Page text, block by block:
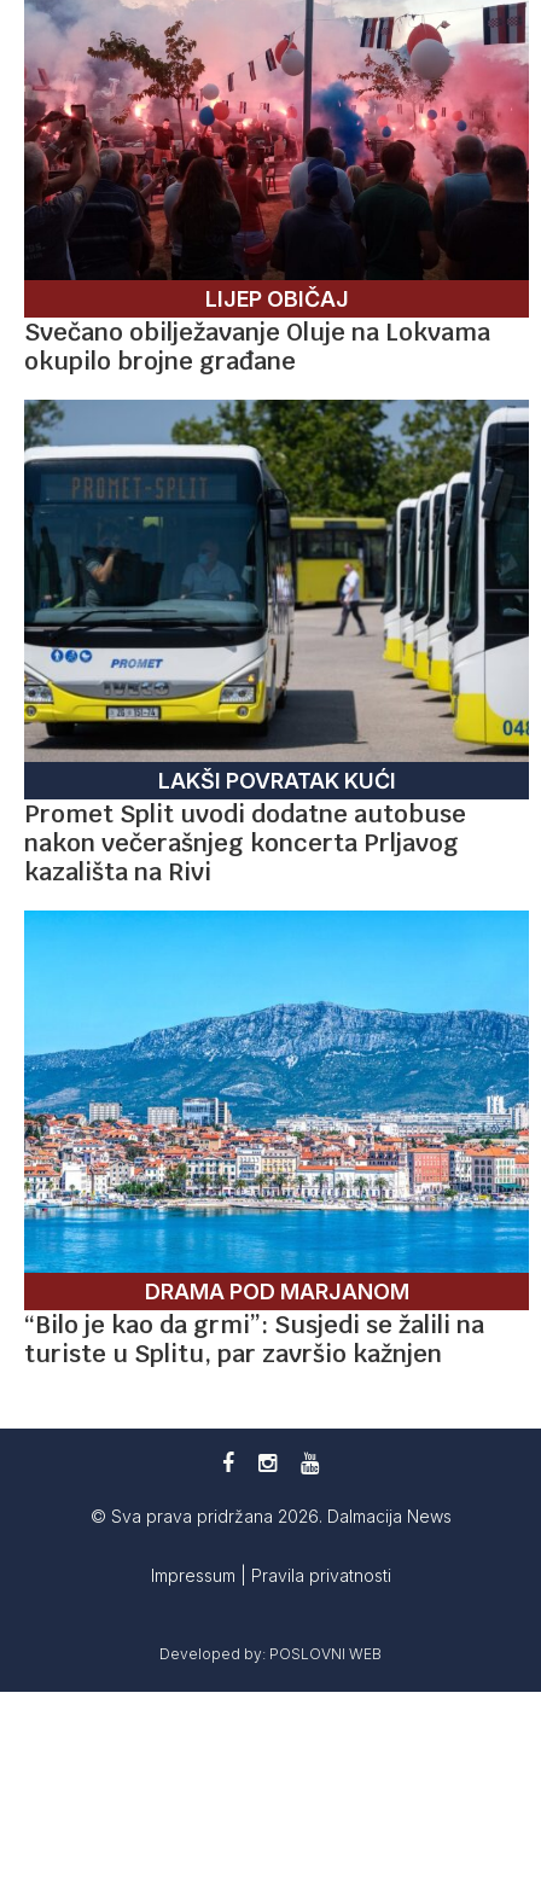
LIJEP OBIČAJ
Svečano obilježavanje Oluje na Lokvama
okupilo brojne građane
LAKŠI POVRATAK KUĆI
Promet Split uvodi dodatne autobuse
nakon večerašnjeg koncerta Prljavog
kazališta na Rivi
DRAMA POD MARJANOM
“Bilo je kao da grmi”: Susjedi se žalili na
turiste u Splitu, par završio kažnjen
© Sva prava pridržana 2026. Dalmacija News
Impressum Pravila privatnosti
Developed by: POSLOVNI WEB